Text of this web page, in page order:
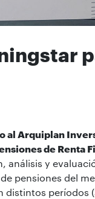
al Arquiplan
de Renta
análisis y
pensiones del
distintos